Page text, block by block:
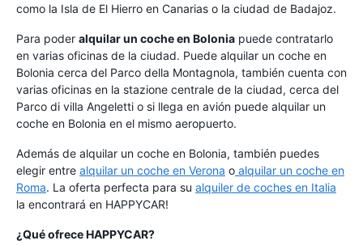
como la Isla de El Hierro en Canarias o la ciudad de Badajoz.
Para poder alquilar un coche en Bolonia puede contratarlo
en varias oficinas de la ciudad. Puede alquilar un coche en
Bolonia cerca del Parco della Montagnola, también cuenta con
varias oficinas en la stazione centrale de la ciudad, cerca del
Parco di villa Angeletti o si llega en avión puede alquilar un
coche en Bolonia en el mismo aeropuerto.
Además de alquilar un coche en Bolonia, también puedes
elegir entre alquilar un coche en Verona o alquilar un coche en
Roma. La oferta perfecta para su alquiler de coches en Italia
la encontrará en HAPPYCAR!
¿Qué ofrece HAPPYCAR?